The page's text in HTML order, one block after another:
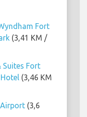
Fort
(3,41 KM /
Suites Fort
(3,46 KM
(3,6